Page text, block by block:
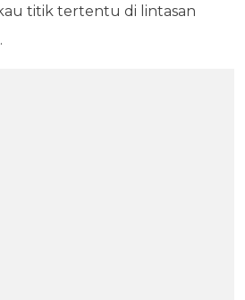
titik tertentu di lintasan